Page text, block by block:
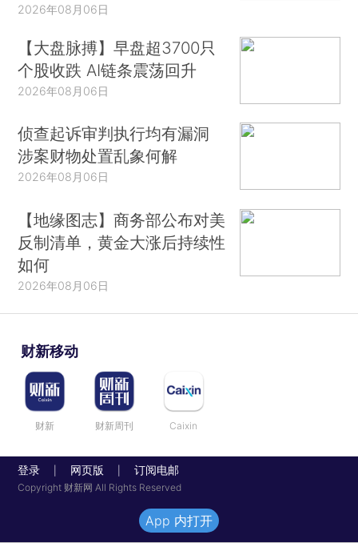
2026年08月06日
【大盘脉搏】早盘超3700只
个股收跌 AI链条震荡回升
2026年08月06日
侦查起诉审判执行均有漏洞
涉案财物处置乱象何解
2026年08月06日
【地缘图志】商务部公布对美
反制清单，黄金大涨后持续性
如何
2026年08月06日
财新移动
财新 财新周刊 Caixin
登录 网页版 订阅电邮
Copyright 财新网 All Rights Reserved
App 内打开